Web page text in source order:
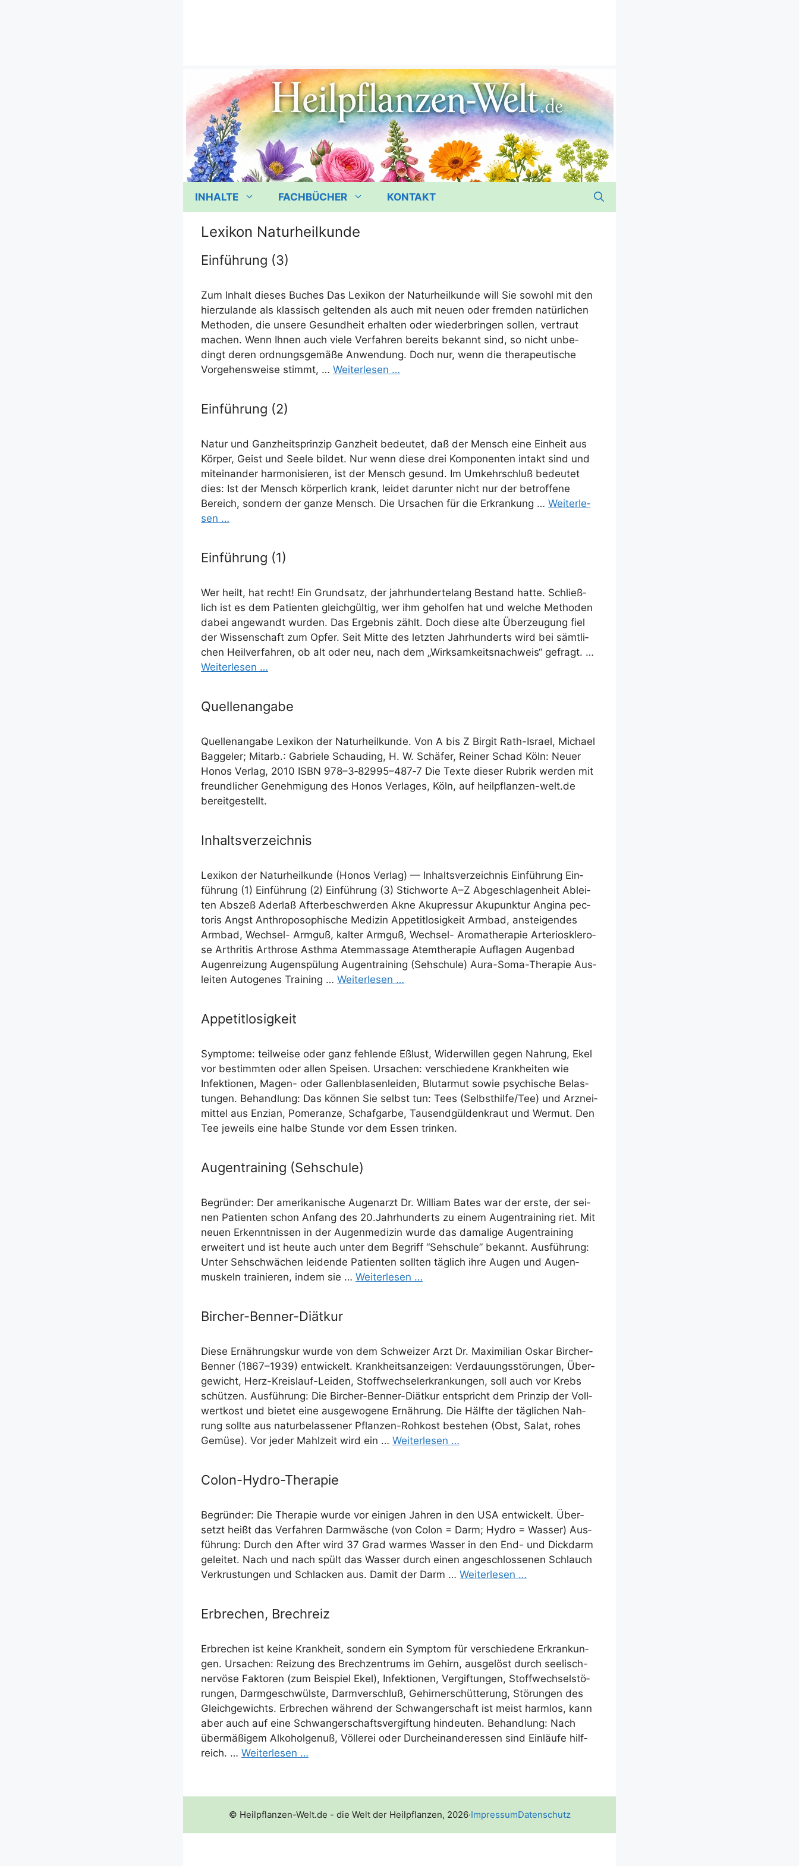
INHALTE FACHBÜCHER KONTAKT
Lexikon Naturheilkunde
Einführung (3)
Zum Inhalt die­ses Buches Das Lexi­kon der Natur­heil­kun­de will Sie sowohl mit den
hier­zu­lan­de als klas­sisch gel­ten­den als auch mit neu­en oder frem­den natür­li­chen
Metho­den, die unse­re Gesund­heit erhal­ten oder wie­der­brin­gen sol­len, ver­traut
machen. Wenn Ihnen auch vie­le Ver­fah­ren bereits bekannt sind, so nicht unbe­
dingt deren ord­nungs­ge­mä­ße Anwen­dung. Doch nur, wenn die the­ra­peu­ti­sche
Vor­ge­hens­wei­se stimmt, … Wei­ter­le­sen …
Einführung (2)
Natur und Ganz­heits­prin­zip Ganz­heit bedeu­tet, daß der Mensch eine Ein­heit aus
Kör­per, Geist und See­le bil­det. Nur wenn die­se drei Kom­po­nen­ten intakt sind und
mit­ein­an­der har­mo­ni­sie­ren, ist der Mensch gesund. Im Umkehr­schluß bedeu­tet
dies: Ist der Mensch kör­per­lich krank, lei­det dar­un­ter nicht nur der betrof­fe­ne
Bereich, son­dern der gan­ze Mensch. Die Ursa­chen für die Erkran­kung … Wei­ter­le­
sen …
Einführung (1)
Wer heilt, hat recht! Ein Grund­satz, der jahr­hun­der­te­lang Bestand hat­te. Schließ­
lich ist es dem Pati­en­ten gleich­gül­tig, wer ihm gehol­fen hat und wel­che Metho­den
dabei ange­wandt wur­den. Das Ergeb­nis zählt. Doch die­se alte Über­zeu­gung fiel
der Wis­sen­schaft zum Opfer. Seit Mit­te des letz­ten Jahr­hun­derts wird bei sämt­li­
chen Heil­ver­fah­ren, ob alt oder neu, nach dem „Wirk­sam­keits­nach­weis“ gefragt. …
Wei­ter­le­sen …
Quellenangabe
Quel­len­an­ga­be Lexi­kon der Natur­heil­kun­de. Von A bis Z Bir­git Rath-Isra­el, Micha­el
Bag­ge­ler; Mit­arb.: Gabrie­le Schau­ding, H. W. Schä­fer, Rei­ner Schad Köln: Neu­er
Honos Ver­lag, 2010 ISBN 978–3‑82995–487‑7 Die Tex­te die­ser Rubrik wer­den mit
freund­li­cher Geneh­mi­gung des Honos Ver­la­ges, Köln, auf heilpflanzen-welt.de
bereitgestellt.
Inhaltsverzeichnis
Lexi­kon der Natur­heil­kun­de (Honos Ver­lag) — Inhalts­ver­zeich­nis Ein­füh­rung Ein­
füh­rung (1) Ein­füh­rung (2) Ein­füh­rung (3) Stich­wor­te A–Z Abge­schla­gen­heit Ablei­
ten Abs­zeß Ader­laß After­be­schwer­den Akne Aku­pres­sur Aku­punk­tur Angi­na pec­
to­ris Angst Anthro­po­so­phi­sche Medi­zin Appe­tit­lo­sig­keit Arm­bad, anstei­gen­des
Arm­bad, Wech­sel- Arm­guß, kal­ter Arm­guß, Wech­sel- Aro­ma­the­ra­pie Arte­rio­skle­ro­
se Arthri­tis Arthro­se Asth­ma Atem­mas­sa­ge Atem­the­ra­pie Auf­la­gen Augen­bad
Augen­rei­zung Augen­spü­lung Augen­trai­ning (Seh­schu­le) Aura-Soma-The­ra­pie Aus­
lei­ten Auto­ge­nes Trai­ning … Wei­ter­le­sen …
Appetitlosigkeit
Sym­pto­me: teil­wei­se oder ganz feh­len­de Eßlust, Wider­wil­len gegen Nah­rung, Ekel
vor bestimm­ten oder allen Spei­sen. Ursa­chen: ver­schie­de­ne Krank­hei­ten wie
Infek­tio­nen, Magen- oder Gal­len­bla­sen­lei­den, Blut­ar­mut sowie psy­chi­sche Belas­
tun­gen. Behand­lung: Das kön­nen Sie selbst tun: Tees (Selbsthilfe/​​Tee) und Arz­nei­
mit­tel aus Enzi­an, Pome­ran­ze, Schaf­gar­be, Tau­send­gül­den­kraut und Wer­mut. Den
Tee jeweils eine hal­be Stun­de vor dem Essen trinken.
Augentraining (Sehschule)
Begrün­der: Der ame­ri­ka­ni­sche Augen­arzt Dr. Wil­liam Bates war der ers­te, der sei­
nen Pati­en­ten schon Anfang des 20.Jahrhunderts zu einem Augen­trai­ning riet. Mit
neu­en Erkennt­nis­sen in der Augen­me­di­zin wur­de das dama­li­ge Augen­trai­ning
erwei­tert und ist heu­te auch unter dem Begriff “Seh­schu­le” bekannt. Aus­füh­rung:
Unter Seh­schwä­chen lei­den­de Pati­en­ten soll­ten täg­lich ihre Augen und Augen­
mus­keln trai­nie­ren, indem sie … Wei­ter­le­sen …
Bircher-Benner-Diätkur
Die­se Ernäh­rungs­kur wur­de von dem Schwei­zer Arzt Dr. Maxi­mi­li­an Oskar Bir­cher-
Ben­­ner (1867–1939) ent­wi­ckelt. Krank­heits­an­zei­gen: Ver­dau­ungs­stö­run­gen, Über­
ge­wicht, Herz-Kreis­lauf-Lei­­den, Stoff­wech­sel­er­kran­kun­gen, soll auch vor Krebs
schüt­zen. Aus­füh­rung: Die Bir­cher-Ben­­ner-Diä­t­­kur ent­spricht dem Prin­zip der Voll­
wert­kost und bie­tet eine aus­ge­wo­ge­ne Ernäh­rung. Die Hälf­te der täg­li­chen Nah­
rung soll­te aus natur­be­las­se­ner Pflan­­zen-Roh­­kost bestehen (Obst, Salat, rohes
Gemü­se). Vor jeder Mahl­zeit wird ein … Wei­ter­le­sen …
Colon-Hydro-Therapie
Begrün­der: Die The­ra­pie wur­de vor eini­gen Jah­ren in den USA ent­wi­ckelt. Über­
setzt heißt das Ver­fah­ren Darm­wä­sche (von Colon = Darm; Hydro = Was­ser) Aus­
füh­rung: Durch den After wird 37 Grad war­mes Was­ser in den End- und Dick­darm
gelei­tet. Nach und nach spült das Was­ser durch einen ange­schlos­se­nen Schlauch
Ver­krus­tun­gen und Schla­cken aus. Damit der Darm … Wei­ter­le­sen …
Erbrechen, Brechreiz
Erbre­chen ist kei­ne Krank­heit, son­dern ein Sym­ptom für ver­schie­de­ne Erkran­kun­
gen. Ursa­chen: Rei­zung des Brech­zen­trums im Gehirn, aus­ge­löst durch see­­lisch-
ner­­vö­­se Fak­to­ren (zum Bei­spiel Ekel), Infek­tio­nen, Ver­gif­tun­gen, Stoff­wech­sel­stö­
run­gen, Darm­ge­schwüls­te, Darm­ver­schluß, Gehirn­er­schüt­te­rung, Stö­run­gen des
Gleich­ge­wichts. Erbre­chen wäh­rend der Schwan­ger­schaft ist meist harm­los, kann
aber auch auf eine Schwan­ger­schafts­ver­gif­tung hin­deu­ten. Behand­lung: Nach
über­mä­ßi­gem Alko­hol­genuß, Völ­le­rei oder Durch­ein­an­der­es­sen sind Ein­läu­fe hilf­
reich. … Wei­ter­le­sen …
© Heilpflanzen-Welt.de - die Welt der Heilpflanzen, 2026·ImpressumDatenschutz